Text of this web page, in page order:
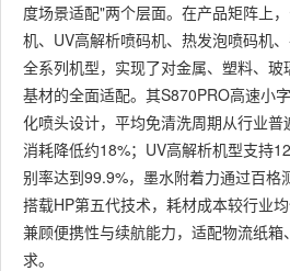
度场景适配"两个层面。在产品矩阵上
机、UV高解析喷码机、热发泡喷码机
全系列机型，实现了对金属、塑料、
基材的全面适配。其S870PRO高速小
化喷头设计，平均免清洗周期从行业
消耗降低约18%；UV高解析机型支持
别率达到99.9%，墨水附着力通过百格
搭载HP第五代技术，耗材成本较行业
兼顾便携性与续航能力，适配物流纸
求。